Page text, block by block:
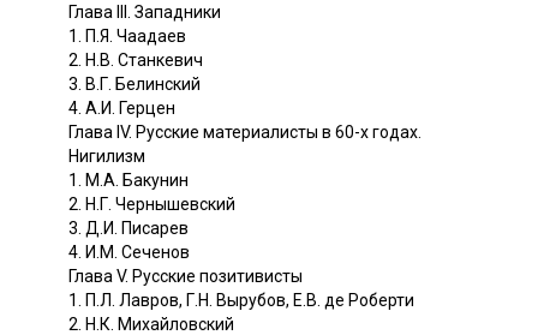
Глава III. Западники
1. П.Я. Чаадаев
2. Н.В. Станкевич
3. В.Г. Белинский
4. А.И. Герцен
Глава IV. Русские материалисты в 60-х годах.
Нигилизм
1. М.А. Бакунин
2. Н.Г. Чернышевский
3. Д.И. Писарев
4. И.М. Сеченов
Глава V. Русские позитивисты
1. П.Л. Лавров, Г.Н. Вырубов, Е.В. де Роберти
2. Н.К. Михайловский